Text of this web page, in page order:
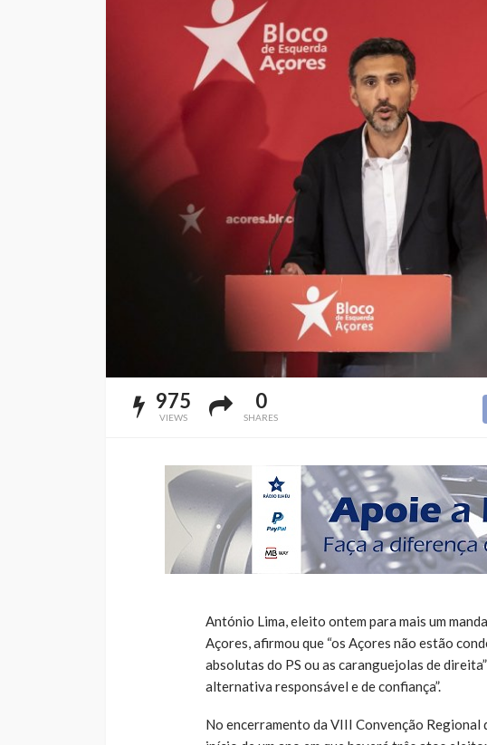
975
VIEWS
0
SHARES
António Lima, eleito ontem para mais um
Açores, afirmou que “os Açores não estão
absolutas do PS ou as caranguejolas de
alternativa responsável e de confiança”.
No encerramento da VIII Convenção Regional